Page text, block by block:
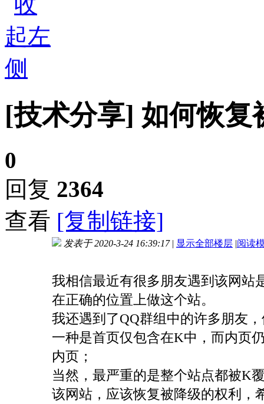
[技术分享] 如何恢复
0
回复 2364
查看 [复制链接]
发表于 2020-3-24 16:39:17 | 显示全部楼层 |阅读
我相信最近有很多朋友遇到该网站
在正确的位置上做这个站。
我还遇到了QQ群组中的许多朋友
一种是首页仅包含在K中，而内页
内页；
当然，最严重的是整个站点都被K
该网站，应该恢复被降级的权利，